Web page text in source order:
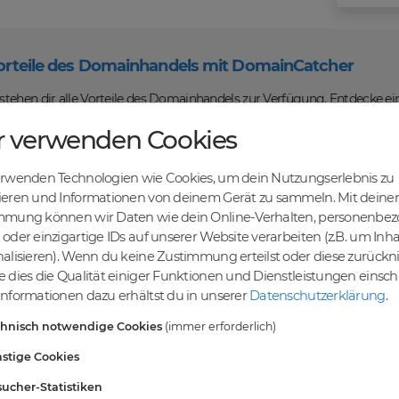
des Domainhandels mit DomainCatcher
dir alle Vorteile des Domainhandels zur Verfügung. Entdecke
kaufen, verkaufen und recyceln kannst. Profitiere von
Abwicklung und sicheren Domaintransfers.
Online-Erfolg mit DomainCatcher
Schlüssel zum Online-Erfolg. Mit unserem breiten Angebot an
deine Zielgruppe gezielt ansprechen. Nutze die Möglichkeit,
zu steigern.
vielfältigen Auswahl an Domains
du eine breite Auswahl an erstklassigen Domains, die darauf
Möglichkeiten, um deine Online-Präsenz zu stärken und
Gemeinsam realisieren wir deinen Erfolg im Online-Bereich.
verwenden Cookies
Technologien wie Cookies, um dein Nutzungserlebnis zu
und Informationen von deinem Gerät zu sammeln. Mit deiner
können wir Daten wie dein Online-Verhalten,
einzigartige IDs auf unserer Website verarbeiten (z.B. um
Wenn du keine Zustimmung erteilst oder diese
dies die Qualität einiger Funktionen und Dienstleistungen
dazu erhältst du in unsererDatenschutzerklärung.
notwendige Cookies (immer erforderlich)
Cookies
Statistiken